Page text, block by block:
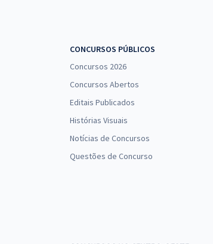
CONCURSOS PÚBLICOS
Concursos 2026
Concursos Abertos
Editais Publicados
Histórias Visuais
Notícias de Concursos
Questões de Concurso